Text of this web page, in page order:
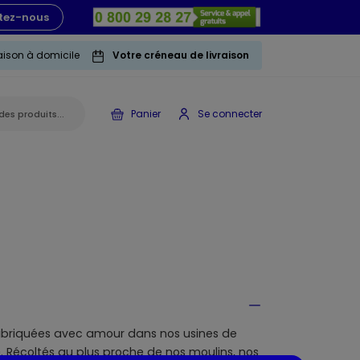
nous
à domicile Votre créneau de livraison
Panier Se connecter
avec amour dans nos usines de
au plus proche de nos moulins, nos